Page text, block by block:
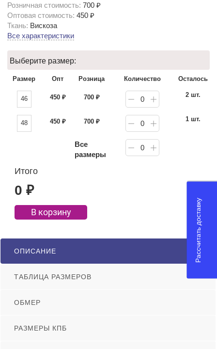
Розничная стоимость: 700 ₽
Оптовая стоимость: 450 ₽
Ткань: Вискоза
Все характеристики
Выберите размер:
Размер Опт Розница Количество Осталось
46 450 ₽ 700 ₽ 0
2 шт.
48 450 ₽ 700 ₽ 0
1 шт.
Все
размеры
0
Итого
0 ₽
В корзину
ОПИСАНИЕ
ТАБЛИЦА РАЗМЕРОВ
ОБМЕР
РАЗМЕРЫ КПБ
Рассчитать доставку